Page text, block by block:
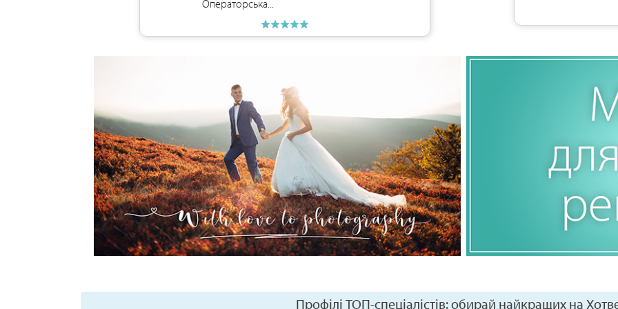
Операторська...
Профілі ТОП-спеціалістів: обирай найкращих на